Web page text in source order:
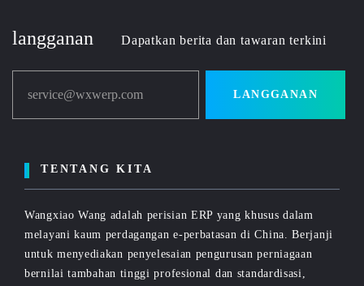
langganan Dapatkan berita dan tawaran terkini
service@wxwerp.com LANGGANAN
TENTANG KITA
Wangxiao Wang adalah perisian ERP yang khusus dalam
melayani kaum perdagangan e-perbatasan di China. Berjanji
untuk menyediakan penyelesaian pengurusan perniagaan
bernilai tambahan tinggi profesional dan standardisasi,